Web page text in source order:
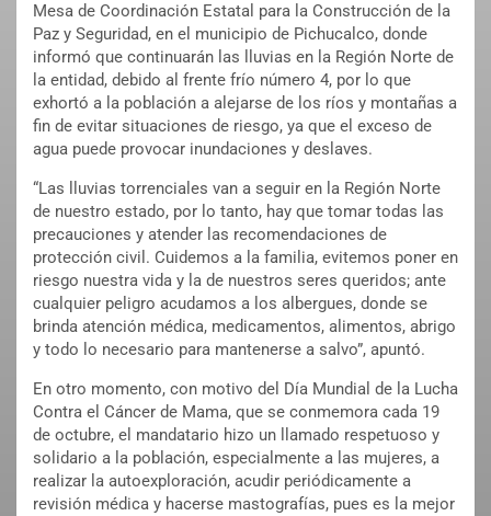
Mesa de Coordinación Estatal para la Construcción de la
Paz y Seguridad, en el municipio de Pichucalco, donde
informó que continuarán las lluvias en la Región Norte de
la entidad, debido al frente frío número 4, por lo que
exhortó a la población a alejarse de los ríos y montañas a
fin de evitar situaciones de riesgo, ya que el exceso de
agua puede provocar inundaciones y deslaves.
“Las lluvias torrenciales van a seguir en la Región Norte
de nuestro estado, por lo tanto, hay que tomar todas las
precauciones y atender las recomendaciones de
protección civil. Cuidemos a la familia, evitemos poner en
riesgo nuestra vida y la de nuestros seres queridos; ante
cualquier peligro acudamos a los albergues, donde se
brinda atención médica, medicamentos, alimentos, abrigo
y todo lo necesario para mantenerse a salvo”, apuntó.
En otro momento, con motivo del Día Mundial de la Lucha
Contra el Cáncer de Mama, que se conmemora cada 19
de octubre, el mandatario hizo un llamado respetuoso y
solidario a la población, especialmente a las mujeres, a
realizar la autoexploración, acudir periódicamente a
revisión médica y hacerse mastografías, pues es la mejor